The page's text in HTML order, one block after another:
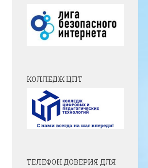
КОЛЛЕДЖ ЦПТ
ТЕЛЕФОН ДОВЕРИЯ ДЛЯ